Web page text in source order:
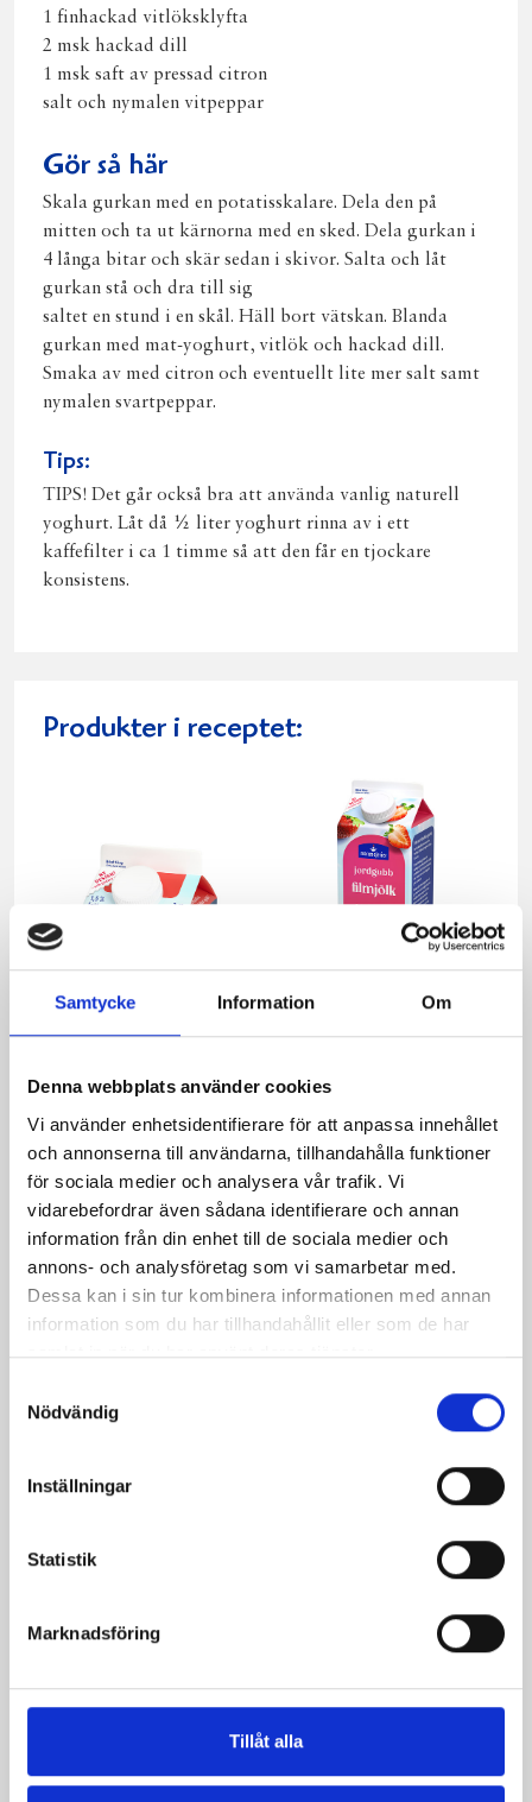
Samtycke Information Om
Denna webbplats använder cookies
Vi använder enhetsidentifierare för att anpassa innehållet
och annonserna till användarna, tillhandahålla funktioner
för sociala medier och analysera vår trafik. Vi
vidarebefordrar även sådana identifierare och annan
information från din enhet till de sociala medier och
annons- och analysföretag som vi samarbetar med.
Dessa kan i sin tur kombinera informationen med annan
information som du har tillhandahållit eller som de har
samlat in när du har använt deras tjänster.
Nödvändig
Inställningar
Statistik
Marknadsföring
Tillåt alla
1 finhackad vitlöksklyfta
2 msk hackad dill
1 msk saft av pressad citron
salt och nymalen vitpeppar
Gör så här
Skala gurkan med en potatisskalare. Dela den på
mitten och ta ut kärnorna med en sked. Dela gurkan i
4 långa bitar och skär sedan i skivor. Salta och låt
gurkan stå och dra till sig
saltet en stund i en skål. Häll bort vätskan. Blanda
gurkan med mat-yoghurt, vitlök och hackad dill.
Smaka av med citron och eventuellt lite mer salt samt
nymalen svartpeppar.
Tips:
TIPS! Det går också bra att använda vanlig naturell
yoghurt. Låt då ½ liter yoghurt rinna av i ett
kaffefilter i ca 1 timme så att den får en tjockare
konsistens.
Produkter i receptet:
Mellanmjölk
1,5% laktosfri 3dl
Jordgubbsfil 2,7%
1000g
Skogsbärsfil 2,7%